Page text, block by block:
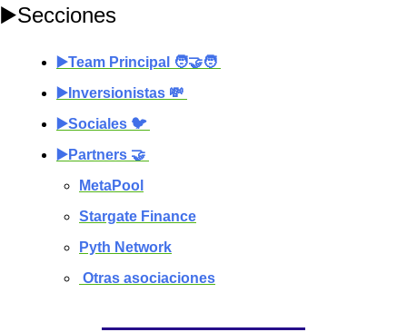
▶️Secciones
▶️Team Principal 🧑‍🤝‍🧑
▶️Inversionistas 💸
▶️Sociales 🐦️
▶️Partners 🤝
MetaPool
Stargate Finance
Pyth Network
Otras asociaciones